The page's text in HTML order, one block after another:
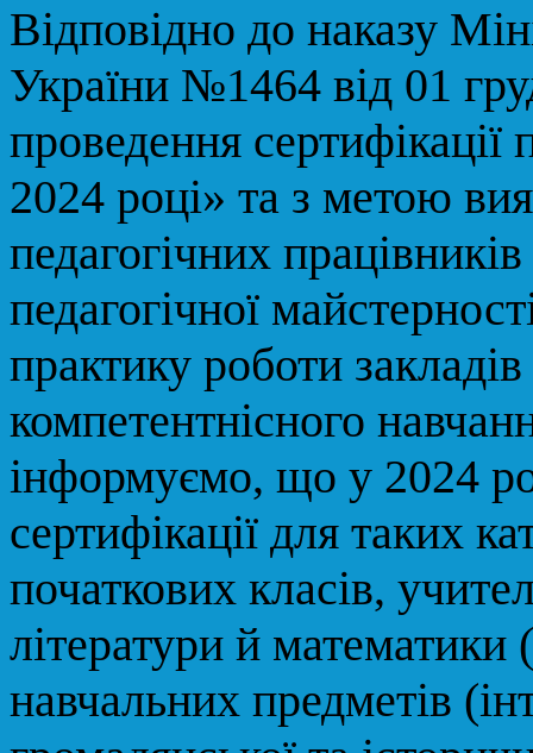
Відповідно до наказу
України №1464 від 01
проведення сертифікації
2024 році» та з метою
педагогічних
педагогічної
практику роботи
компетентнісного
інформуємо, що у 2024
сертифікації для таких
початкових класів,
літератури й математики
навчальних предметів